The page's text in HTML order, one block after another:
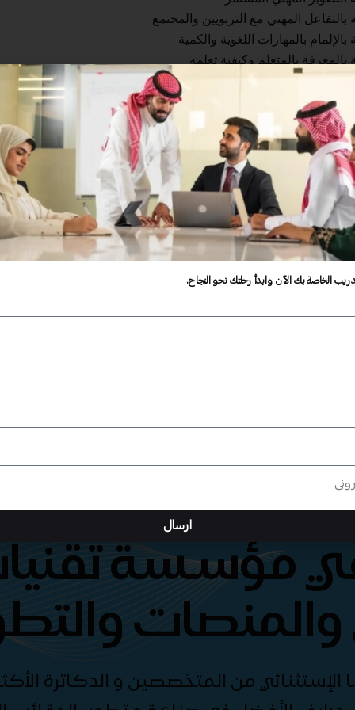
المهني مع التربويين والمجتمع
بالمهارات اللغوية والكمية
بالمتعلم وكيفية تعلمه
المعرفة بمحتوى التخصص وطرق تدريسه
بالمعرفة بطرق التدريس العامة
التخطيط للتدريس وتنفيذه
بيئات تعلم تفاعلية وداعمة للمتعلم
مؤسسة
من المتخصصين و الدكاترة
الخاصة بك الآن وابدأ رحلتك نحو النجاح.
ارسال